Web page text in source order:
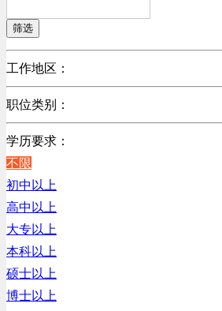
筛选
工作地区：
不限
北京
江苏
陕西
浙江
辽宁
上海
职位类别：
不限
机械制造/仪器仪表类
计算机硬件类
销售管理类
计算机软件类
贸易/物流/仓储/采购类
客服及凯发娱乐网址的技术支持类
高级管理类
电子/电器/半导体类
学历要求：
不限
初中以上
高中以上
大专以上
本科以上
硕士以上
博士以上